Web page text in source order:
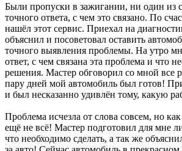
Были пропуски в зажигании, ни один из
точного ответа, с чем это связано. По
нашёл этот сервис. Приехал на
объяснил и посоветовал оставить
точного выявления проблемы. На утро
ответ, с чем связана эта проблема и что
решения. Мастер обговорил со мной все
пару дней мой автомобиль был готов!
и был несказанно удивлён тому, какую
Проблема исчезла от слова совсем, но
ещё не всё! Мастер подготовил для мне
что необходимо сделать, а так же